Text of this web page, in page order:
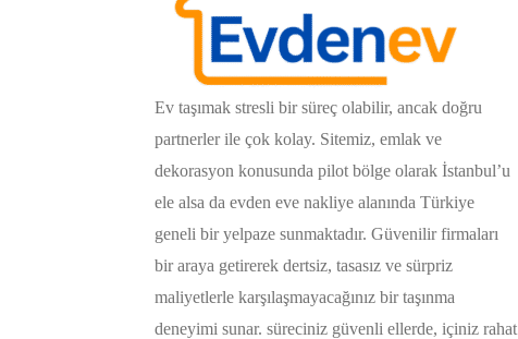
Ev taşımak stresli bir süreç olabilir, ancak doğru
partnerler ile çok kolay. Sitemiz, emlak ve
dekorasyon konusunda pilot bölge olarak İstanbul’u
ele alsa da evden eve nakliye alanında Türkiye
geneli bir yelpaze sunmaktadır. Güvenilir firmaları
bir araya getirerek dertsiz, tasasız ve sürpriz
maliyetlerle karşılaşmayacağınız bir taşınma
deneyimi sunar. süreciniz güvenli ellerde, içiniz rahat